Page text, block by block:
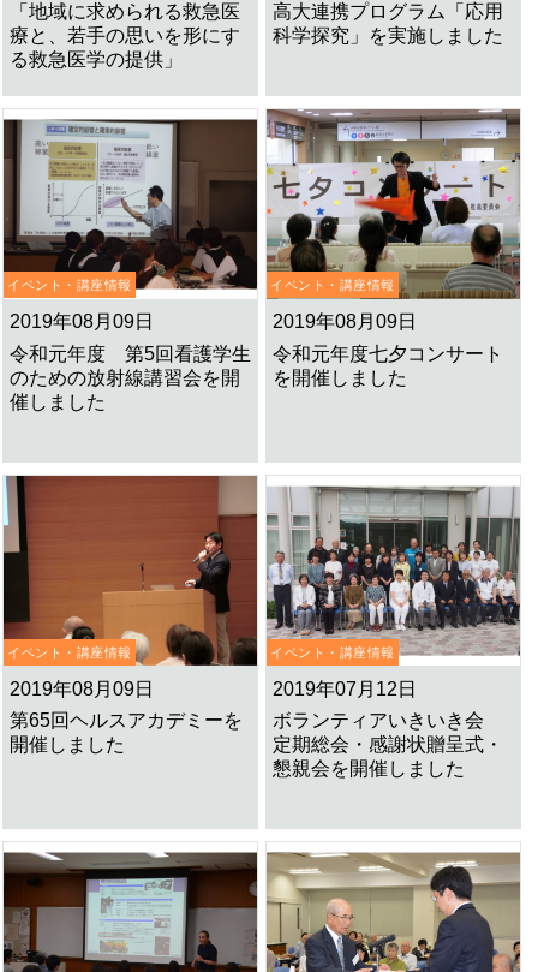
「地域に求められる救急医
療と、若手の思いを形にす
る救急医学の提供」
高大連携プログラム「応用
科学探究」を実施しました
イベント・講座情報
2019年08月09日
令和元年度 第5回看護学生
のための放射線講習会を開
催しました
イベント・講座情報
2019年08月09日
令和元年度七夕コンサート
を開催しました
イベント・講座情報
2019年08月09日
第65回ヘルスアカデミーを
開催しました
イベント・講座情報
2019年07月12日
ボランティアいきいき会
定期総会・感謝状贈呈式・
懇親会を開催しました